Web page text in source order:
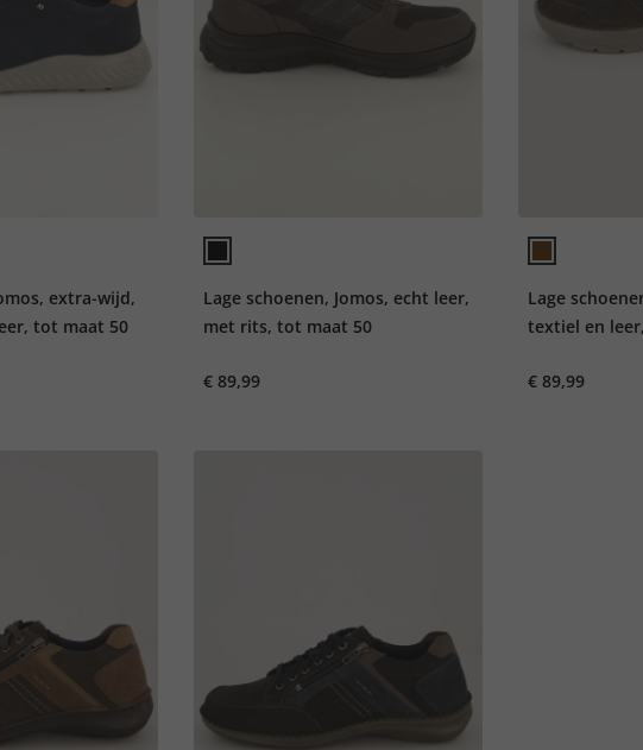
extra-wijd,
tot maat 50
Lage schoenen, Jomos, echt leer,
met rits, tot maat 50
€ 89,99
Lage
textiel en
€ 89,99